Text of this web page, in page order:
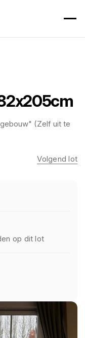
(Zelf uit te
Volgend lot
op dit lot